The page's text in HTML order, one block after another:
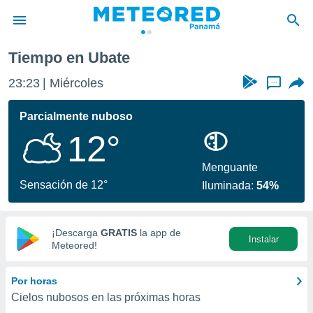
de
ha
que se
calidad.
a este
las
y
digital
basada
Tiempo en Ubate
23:23 Miércoles ...
Parcialmente nuboso
12°
Sensación de 12°
Menguante
Iluminada:54%
¡Descarga GRATIS la app de
Meteored!
Instalar
Por horas
Cielos nubosos en las próximas horas